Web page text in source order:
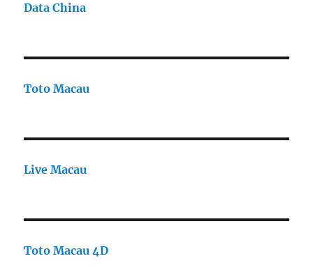
Data China
Toto Macau
Live Macau
Toto Macau 4D